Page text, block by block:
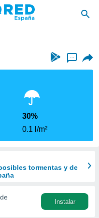
...
30%
0.1 l/m²
tormentas y de
Instalar